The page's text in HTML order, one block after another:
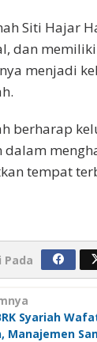
Siti Hajar
dan
menjadi
berharap
dalam
tempat
Pada
Syariah
Manajemen